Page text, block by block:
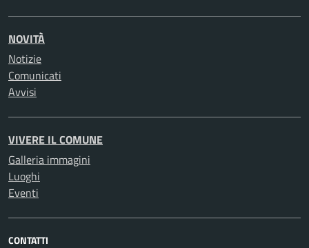
NOVITÀ
Notizie
Comunicati
Avvisi
VIVERE IL COMUNE
Galleria immagini
Luoghi
Eventi
CONTATTI